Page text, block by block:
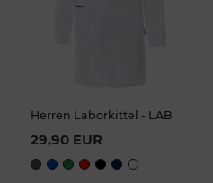
Herren Laborkittel - LAB
29,90 EUR